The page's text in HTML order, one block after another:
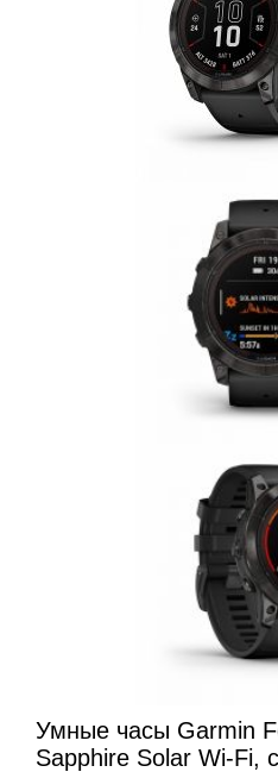
Умные часы Garmin
Sapphire Solar Wi-Fi,